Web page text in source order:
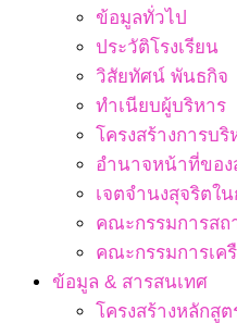
ข้อมูลทั่วไป
ประวัติโรงเรียน
วิสัยทัศน์ พันธกิจ
ทำเนียบผู้บริหาร
โครงสร้างการบริ
อำนาจหน้าที่ขอ
เจตจํานงสุจริตใ
คณะกรรมการสถ
คณะกรรมการเค
ข้อมูล & สารสนเทศ
โครงสร้างหลักสูต